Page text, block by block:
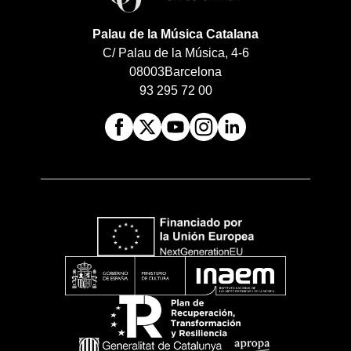
Palau de la Música Catalana
C/ Palau de la Música, 4-6
08003Barcelona
93 295 72 00